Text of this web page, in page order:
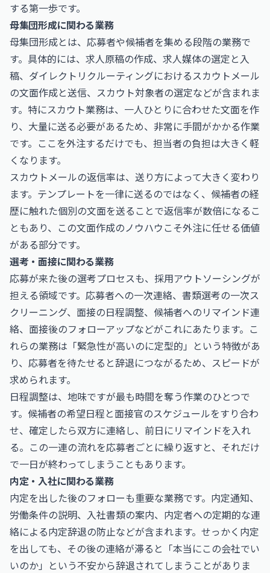
する第一歩です。
母集団形成に関わる業務
母集団形成とは、応募者や候補者を集める段階の業務で
す。具体的には、求人原稿の作成、求人媒体の選定と入
稿、ダイレクトリクルーティングにおけるスカウトメール
の文面作成と送信、スカウト対象者の選定などが含まれま
す。特にスカウト業務は、一人ひとりに合わせた文面を作
り、大量に送る必要があるため、非常に手間がかかる作業
です。ここを外注するだけでも、担当者の負担は大きく軽
くなります。
スカウトメールの返信率は、送り方によって大きく変わり
ます。テンプレートを一律に送るのではなく、候補者の経
歴に触れた個別の文面を送ることで返信率が数倍になるこ
ともあり、この文面作成のノウハウこそ外注に任せる価値
がある部分です。
選考・面接に関わる業務
応募が来た後の選考プロセスも、採用アウトソーシングが
担える領域です。応募者への一次連絡、書類選考の一次ス
クリーニング、面接の日程調整、候補者へのリマインド連
絡、面接後のフォローアップなどがこれにあたります。こ
れらの業務は「緊急性が高いのに定型的」という特徴があ
り、応募者を待たせると辞退につながるため、スピードが
求められます。
日程調整は、地味ですが最も時間を奪う作業のひとつで
す。候補者の希望日程と面接官のスケジュールをすり合わ
せ、確定したら双方に連絡し、前日にリマインドを入れ
る。この一連の流れを応募者ごとに繰り返すと、それだけ
で一日が終わってしまうこともあります。
内定・入社に関わる業務
内定を出した後のフォローも重要な業務です。内定通知、
労働条件の説明、入社書類の案内、内定者への定期的な連
絡による内定辞退の防止などが含まれます。せっかく内定
を出しても、その後の連絡が滞ると「本当にこの会社でい
いのか」という不安から辞退されてしまうことがありま